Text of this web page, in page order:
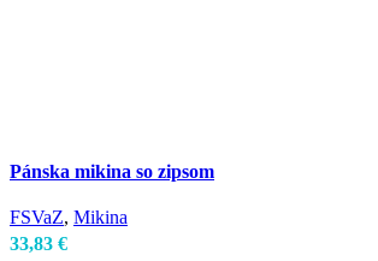
Pánska mikina so zipsom
FSVaZ, Mikina
33,83 €